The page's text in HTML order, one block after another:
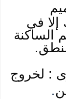
إلا فى
الساكنة
: لخروج
.